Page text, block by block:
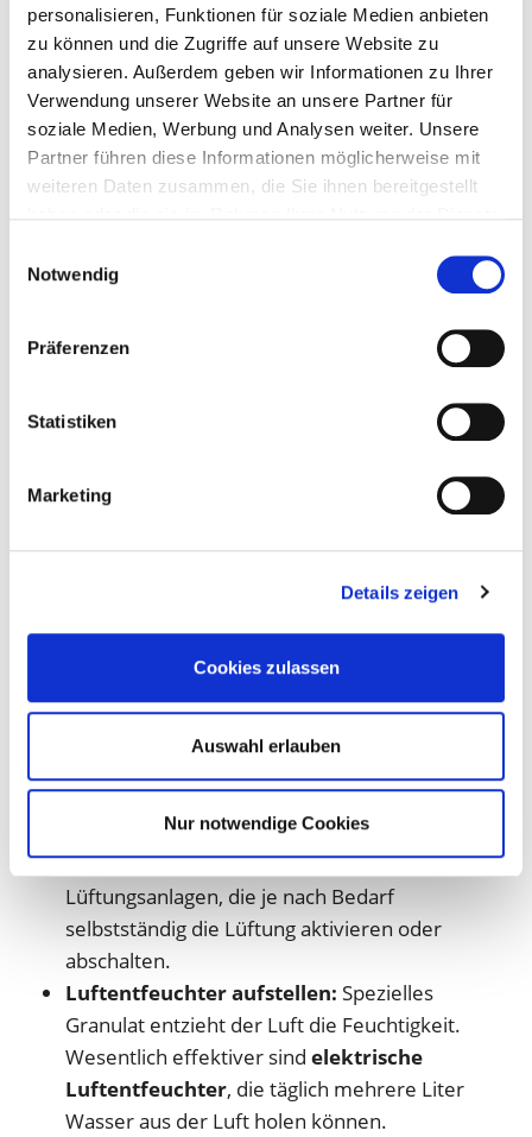
personalisieren, Funktionen für soziale Medien anbieten
zu können und die Zugriffe auf unsere Website zu
analysieren. Außerdem geben wir Informationen zu Ihrer
Verwendung unserer Website an unsere Partner für
soziale Medien, Werbung und Analysen weiter. Unsere
Partner führen diese Informationen möglicherweise mit
weiteren Daten zusammen, die Sie ihnen bereitgestellt
Notwendig
Präferenzen
Statistiken
Marketing
Details zeigen
Cookies zulassen
Auswahl erlauben
Nur notwendige Cookies
Hobbyraum), sollten sich die Messwerte zwischen40
und 60 Prozentbewegen. Mehr als 65 Prozent sollte
die Luftfeuchte im Keller nicht betragen – denn bei
dauerhaft hohen Werten können sich Schimmelpilze
vermehren. Alle Infos rund um Schimmel in
Gebäuden finden Sie in unseremgroßen Schimmel-
Was kann man gegen feuchte Keller
Häufig hängt ein feuchter Keller mit falschem Lüften
oder unproblematischen Mängeln zusammen. Dann
können schon kleine Maßnahmen dazu beitragen, die
Richtig lüften:
Durch gezieltes Lüften an kalten
Tagen können Sie die Feuchtigkeit in Ihrem
ist, lesen Sie in unserem Beitrag "Keller lüften
Fenster abdichten:Nur, wenn Fenster und
Türen dicht schließen, können Sie den
Luftaustausch und damit die Luftfeuchte im
Keller kontrollieren.
(große) Fenster können Schächte oder
Wandöffnungen für den Luftaustausch sorgen.
Besonders praktisch sind automatische
Lüftungsanlagen, die je nach Bedarf
selbstständig die Lüftung aktivieren oder
abschalten.
Luftentfeuchter aufstellen: Spezielles
Granulat entzieht der Luft die Feuchtigkeit.
Wesentlich effektiver sind elektrische
Luftentfeuchter, die täglich mehrere Liter
Wasser aus der Luft holen können.